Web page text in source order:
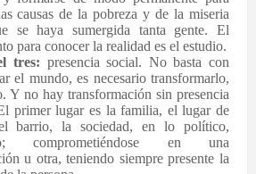
causas de la pobreza y de la miseria
se haya sumergida tanta gente. El
para conocer la realidad es el estudio.
tres: presencia social. No basta con
el mundo, es necesario transformarlo,
Y no hay transformación sin presencia
primer lugar es la familia, el lugar de
barrio, la sociedad, en lo político,
comprometiéndose en una
u otra, teniendo siempre presente la